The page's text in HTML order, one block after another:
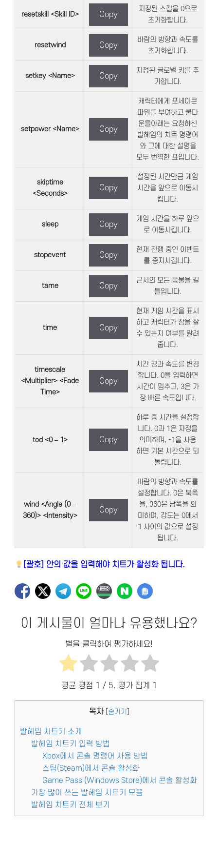
resetskill <Skill ID> Copy
지정된 스킬을 0으로
초기화합니다.
resetwind Copy
바람의 방향과 속도를
초기화합니다.
setkey <Name> Copy
지정된 글로벌 키를 추
가합니다.
setpower <Name> Copy
캐릭터에게 포세이큰
파워를 부여하고 쿨다
운을아래는 요청하신
발헤임의 치트 명령어
와 그에 대한 설명을
모두 번역한 표입니다.
skiptime
<Seconds>
Copy
설정된 시간만큼 게임
시간을 앞으로 이동시
킵니다.
sleep Copy
게임 시간을 하루 앞으
로 이동시킵니다.
stopevent Copy
현재 진행 중인 이벤트
를 중지시킵니다.
tame Copy
근처의 모든 동물을 길
들입니다.
time Copy
현재 게임 시간을 표시
하고 캐릭터가 잠을 잘
수 있는지 여부를 알려
줍니다.
timescale
<Multiplier> <Fade
Time>
Copy
시간 경과 속도를 변경
합니다. 0을 입력하면
시간이 멈추고, 3은 가
장 빠른 속도입니다.
tod <0 – 1> Copy
하루 중 시간을 설정합
니다. 0과 1은 자정을
의미하며, -1을 사용
하면 기본 시간으로 되
돌립니다.
wind <Angle (0 –
360)> <Intensity>
Copy
바람의 방향과 속도를
설정합니다. 0은 북쪽
을, 360은 남쪽을 의
미하며, 강도는 0에서
1 사이의 값으로 설정
됩니다.
[괄호] 안의 값을 입력해야 치트가 활성화 됩니다.
이 게시물이 얼마나 유용했나요?
별을 클릭하여 평가하세요!
평균 평점 1 / 5. 평가 집계 1
목차 숨기기
발헤임 치트키 소개
발헤임 치트키 입력 방법
Xbox에서 콘솔 명령어 사용 방법
스팀(Steam)에서 콘솔 활성화
Game Pass (Windows Store)에서 콘솔 활성화
가장 많이 쓰는 발헤임 치트키 모음
발헤임 치트키 전체 보기